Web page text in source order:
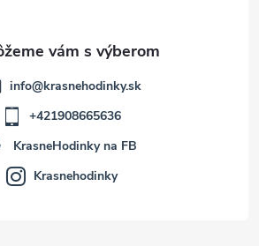
info@krasnehodinky.sk
+421908665636
KrasneHodinky na FB
Krasnehodinky